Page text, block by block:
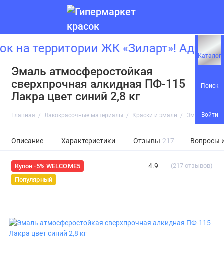
Каталог
Поиск
Войти
территории ЖК «Зиларт»!
Эмаль атмосферостойкая
сверхпрочная алкидная ПФ-115
Лакра цвет синий 2,8 кг
Главная Лакокрасочные материалы Краски и эмали Эмаль
Описание Характеристики Отзывы 217 Вопросы
Купон -5% WELCOME5
Популярный
4.9 (217 отзывов)